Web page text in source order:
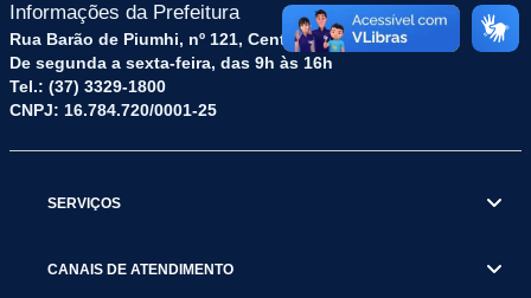
Informações da Prefeitura
Rua Barão de Piumhi, nº 121, Centro – CEP: 35570-128
De segunda a sexta-feira, das 9h às 16h
Tel.: (37) 3329-1800
CNPJ: 16.784.720/0001-25
SERVIÇOS
CANAIS DE ATENDIMENTO